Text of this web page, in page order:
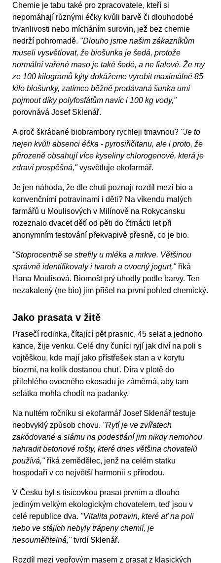
Chemie je tabu také pro zpracovatele, kteří si
nepomáhají různými éčky kvůli barvě či dlouhodobé
trvanlivosti nebo mícháním surovin, jež bez chemie
nedrží pohromadě. "Dlouho jsme našim zákazníkům
museli vysvětlovat, že biošunka je šedá, protože
normální vařené maso je také šedé, a ne fialové. Že my
ze 100 kilogramů kýty dokážeme vyrobit maximálně 85
kilo biošunky, zatímco běžně prodávaná šunka umí
pojmout díky polyfosfátům navíc i 100 kg vody,"
porovnává Josef Sklenář.
A proč škrábané biobrambory rychleji tmavnou? "Je to
nejen kvůli absenci éčka - pyrosiřičitanu, ale i proto, že
přirozeně obsahují více kyseliny chlorogenové, která je
zdraví prospěšná,"vysvětluje ekofarmář.
Je jen náhoda, že dle chuti poznají rozdíl mezi bio a
konvenčními potravinami i děti? Na víkendu malých
farmářů u Moulisových v Milínově na Rokycansku
rozeznalo dvacet dětí od pěti do čtrnácti let při
anonymním testování překvapivě přesně, co je bio.
"Stoprocentně se strefily u mléka a mrkve. Většinou
správně identifikovaly i tvaroh a ovocný jogurt,"říká
Hana Moulisová. Biomošt prý uhodly podle barvy. Ten
nezakalený (ne bio) jim přišel na první pohled chemický.
Jako prasata v žitě
Prasečí rodinka, čítající pět prasnic, 45 selat a jednoho
kance, žije venku. Celé dny čuníci ryjí jak diví na poli s
vojtěškou, kde mají jako přístřešek stan a v korytu
biozrní, na kolik dostanou chuť. Díra v plotě do
přilehlého ovocného ekosadu je záměrná, aby tam
selátka mohla chodit na padanky.
Na nultém ročníku si ekofarmář Josef Sklenář testuje
neobvyklý způsob chovu. "Rytí je ve zvířatech
zakódované a slámu na podestlání jim nikdy nemohou
nahradit betonové rošty, které dnes většina chovatelů
používá,"říká zemědělec, jenž na celém statku
hospodaří v co největší harmonii s přírodou.
V Česku byl s tisícovkou prasat prvním a dlouho
jediným velkým ekologickým chovatelem, teď jsou v
celé republice dva. "Vitalita potravin, které ať na poli
nebo ve stájích nebyly trápeny chemií, je
nesouměřitelná,"tvrdí Sklenář.
Rozdíl mezi vepřovým masem z prasat z klasických